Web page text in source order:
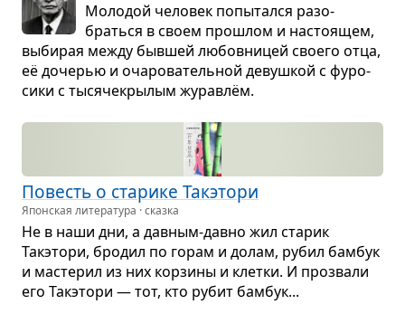
Моло­дой чело­век попы­тался разо­
браться в своем про­шлом и насто­я­щем,
выби­рая между быв­шей любов­ни­цей сво­его отца,
её доче­рью и оча­ро­ва­тель­ной девуш­кой с фуро­
сики с тыся­че­кры­лым жура­влём.
Повесть о ста­рике Такэтори
Японская литература · сказка
Не в наши дни, а дав­ным-давно жил ста­рик
Такэтори, бро­дил по горам и долам, рубил бам­бук
и масте­рил из них кор­зины и клетки. И про­звали
его Такэтори — тот, кто рубит бам­бук...